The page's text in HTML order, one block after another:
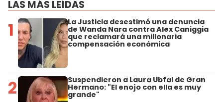
LAS MÁS LEÍDAS
1 La Justicia desestimó una denuncia
de Wanda Nara contra Alex Caniggia
que reclamará una millonaria
compensación económica
2 Suspendieron a Laura Ubfal de Gran
Hermano: "El enojo con ella es muy
grande"